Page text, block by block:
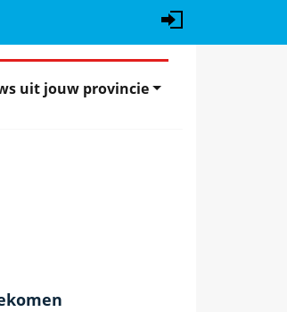
uit jouw provincie